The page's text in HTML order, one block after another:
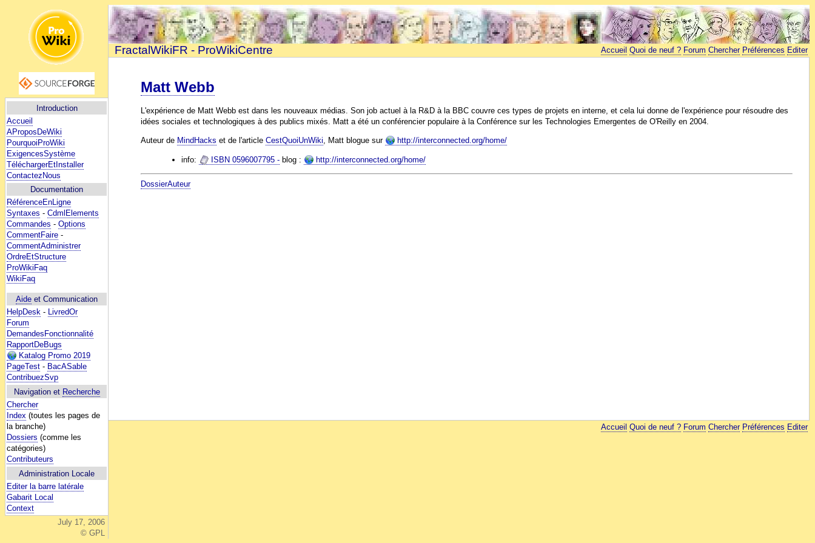
Introduction
Accueil
AProposDeWiki
PourquoiProWiki
ExigencesSystème
TéléchargerEtInstaller
ContactezNous
Documentation
RéférenceEnLigne
Syntaxes - CdmlElements
Commandes - Options
CommentFaire -
CommentAdministrer
OrdreEtStructure
ProWikiFaq
WikiFaq
Aide et Communication
HelpDesk - LivredOr
Forum
DemandesFonctionnalité
RapportDeBugs
Katalog Promo 2019
PageTest - BacASable
ContribuezSvp
Navigation et Recherche
Chercher
Index (toutes les pages de
la branche)
Dossiers (comme les
catégories)
Contributeurs
Administration Locale
Editer la barre latérale
Gabarit Local
Context
July 17, 2006
© GPL
FractalWikiFR - ProWikiCentre Accueil Quoi de neuf ? Forum Chercher Préférences Editer
Matt Webb
L'expérience de Matt Webb est dans les nouveaux médias. Son job actuel à la R&D à la BBC couvre ces types de projets en interne, et cela lui donne de l'expérience pour résoudre des
idées sociales et technologiques à des publics mixés. Matt a été un conférencier populaire à la Conférence sur les Technologies Emergentes de O'Reilly en 2004.
Auteur de MindHacks et de l'articleCestQuoiUnWiki, Matt blogue sur http://interconnected.org/home/
info: ISBN 0596007795 -blog : http://interconnected.org/home/
DossierAuteur
Accueil Quoi de neuf ? Forum Chercher Préférences Editer